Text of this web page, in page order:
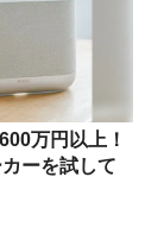
万円以上！
ーを試して